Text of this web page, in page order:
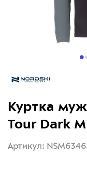
Куртка
Tour Dark
Артикул: